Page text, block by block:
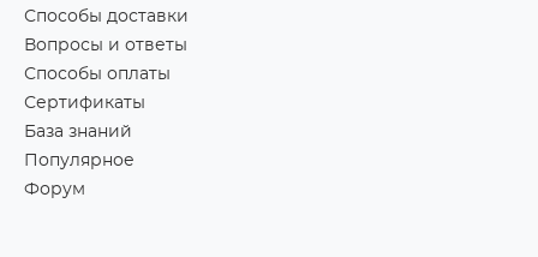
Способы доставки
Вопросы и ответы
Способы оплаты
Сертификаты
База знаний
Популярное
Форум